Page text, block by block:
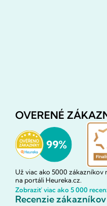
OVERENÉ
Už viac ako 5000 zákazníkov
na portáli Heureka.cz.
Zobraziť viac ako 5 000
Recenzie